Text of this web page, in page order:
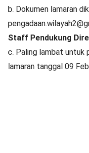
b. Dokumen lamaran
Staff Pendukung
c. Paling lambat untuk
lamaran tanggal 09